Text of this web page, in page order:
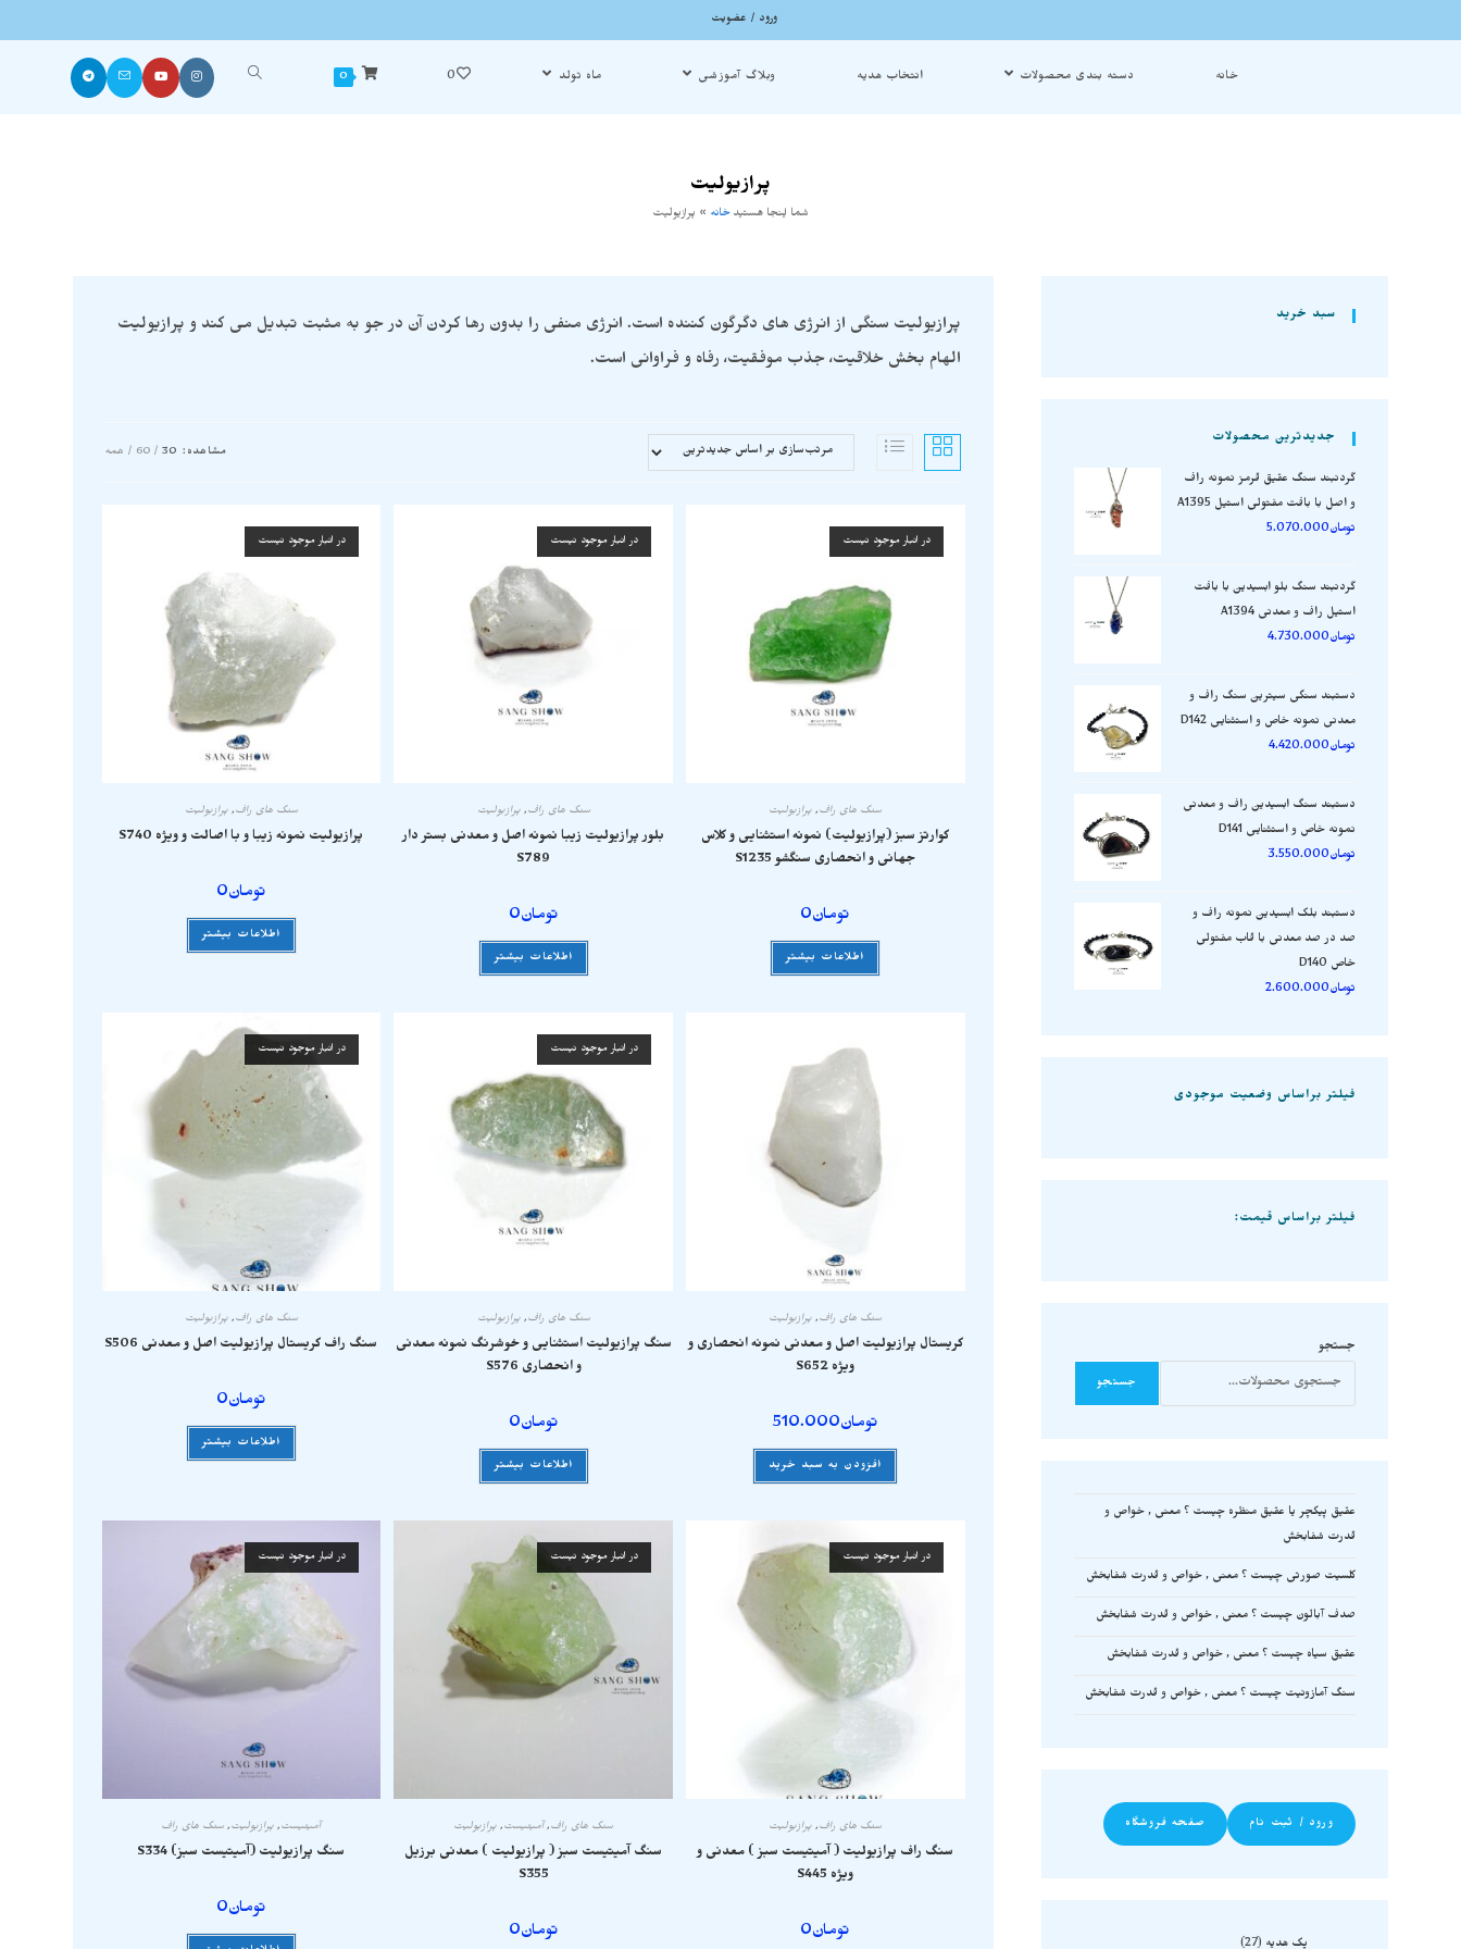
ورود / عضویت
خانه دسته بندی محصولات انتخاب هدیه وبلاگ آموزشی ماه تولد 0
0
پرازیولیت
شما اینجا هستید خانه » پرازیولیت
پرازیولیت سنگی از انرژی های دگرگون کننده است. انرژی منفی را بدون رها کردن آن در جو به مثبت تبدیل می کند و پرازیولیت
الهام بخش خلاقیت، جذب موفقیت، رفاه و فراوانی است.
مشاهده: 30
60 همه
در انبار موجود نیست
سنگ های راف, پرازیولیت
کوارتز سبز (پرازیولیت) نمونه استثنایی و کلاس
جهانی و انحصاری سنگشو S1235
تومان0
اطلاعات بیشتر
در انبار موجود نیست
سنگ های راف,پرازیولیت
بلور پرازیولیت زیبا نمونه اصل و معدنی بستر دار
S789
تومان0
اطلاعات بیشتر
در انبار موجود نیست
سنگ های راف,پرازیولیت
پرازیولیت نمونه زیبا و با اصالت و ویژه S740
تومان0
اطلاعات بیشتر
سنگ های راف, پرازیولیت
کریستال پرازیولیت اصل و معدنی نمونه انحصاری و
ویژه S652
تومان510.000
افزودن به سبد خرید
در انبار موجود نیست
سنگ های راف,پرازیولیت
سنگ پرازیولیت استثنایی و خوشرنگ نمونه معدنی
و انحصاری S576
تومان0
اطلاعات بیشتر
در انبار موجود نیست
سنگ های راف,پرازیولیت
سنگ راف کریستال پرازیولیت اصل و معدنی S506
تومان0
اطلاعات بیشتر
در انبار موجود نیست
سنگ های راف, پرازیولیت
سنگ راف پرازیولیت ( آمیتیست سبز ) معدنی و
ویژه S445
تومان0
در انبار موجود نیست
سنگ های راف,آمیتیست, پرازیولیت
سنگ آمیتیست سبز ( پرازیولیت ) معدنی برزیل
S355
تومان0
در انبار موجود نیست
آمیتیست, پرازیولیت, سنگ های راف
سنگ پرازیولیت (آمیتیست سبز) S334
تومان0
سبد خرید
جدیدترین محصولات
گردنبند سنگ عقیق قرمز نمونه راف
و اصل با بافت مفتولی استیل A1395
تومان5.070.000
گردنبند سنگ بلو ابسیدین با بافت
استیل راف و معدنی A1394
تومان4.730.000
دستبند سنگی سیترین سنگ راف و
معدنی نمونه خاص و استثنایی D142
تومان4.420.000
دستبند سنگ ابسیدین راف و معدنی
نمونه خاص و استثنایی D141
تومان3.550.000
دستبند بلک ابسیدین نمونه راف و
صد در صد معدنی با قاب مفتولی
خاص D140
تومان2.600.000
فیلتر براساس وضعیت موجودی
فیلتر براساس قیمت:
جستجو
جستجو
عقیق پیکچر یا عقیق منظره چیست ؟ معنی , خواص و
قدرت شفابخش
کلسیت صورتی چیست ؟ معنی , خواص و قدرت شفابخش
صدف آبالون چیست ؟ معنی , خواص و قدرت شفابخش
عقیق سیاه چیست ؟ معنی , خواص و قدرت شفابخش
سنگ آمازونیت چیست ؟ معنی , خواص و قدرت شفابخش
ورود / ثبت نام صفحه فروشگاه
پک هدیه
27